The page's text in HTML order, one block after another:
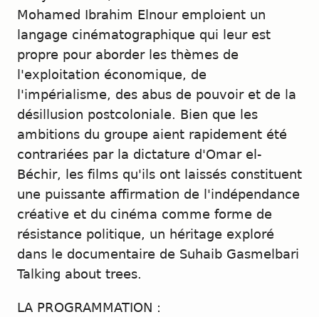
Mohamed Ibrahim Elnour emploient un
langage cinématographique qui leur est
propre pour aborder les thèmes de
l'exploitation économique, de
l'impérialisme, des abus de pouvoir et de la
désillusion postcoloniale. Bien que les
ambitions du groupe aient rapidement été
contrariées par la dictature d'Omar el-
Béchir, les films qu'ils ont laissés constituent
une puissante affirmation de l'indépendance
créative et du cinéma comme forme de
résistance politique, un héritage exploré
dans le documentaire de Suhaib Gasmelbari
Talking about trees.
LA PROGRAMMATION :